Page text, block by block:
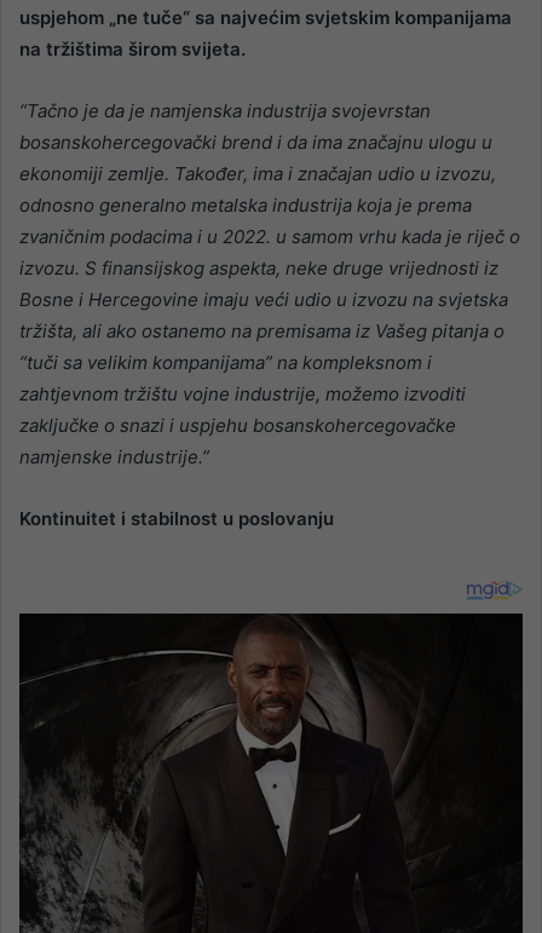
uspjehom „ne tuče“ sa najvećim svjetskim kompanijama
na tržištima širom svijeta.
“Tačno je da je namjenska industrija svojevrstan
bosanskohercegovački brend i da ima značajnu ulogu u
ekonomiji zemlje. Također, ima i značajan udio u izvozu,
odnosno generalno metalska industrija koja je prema
zvaničnim podacima i u 2022. u samom vrhu kada je riječ o
izvozu. S finansijskog aspekta, neke druge vrijednosti iz
Bosne i Hercegovine imaju veći udio u izvozu na svjetska
tržišta, ali ako ostanemo na premisama iz Vašeg pitanja o
“tuči sa velikim kompanijama” na kompleksnom i
zahtjevnom tržištu vojne industrije, možemo izvoditi
zaključke o snazi i uspjehu bosanskohercegovačke
namjenske industrije.”
Kontinuitet i stabilnost u poslovanju